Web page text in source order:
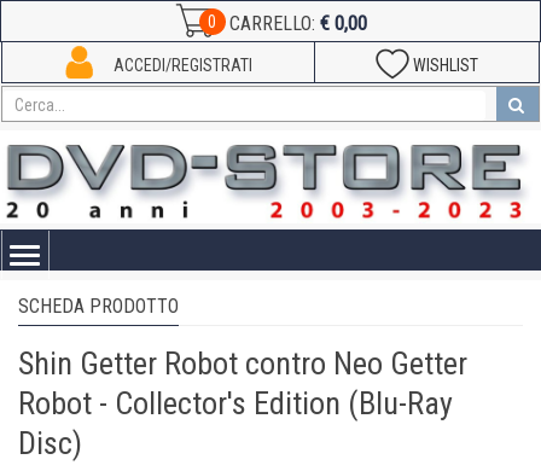
0 CARRELLO: € 0,00
WISHLIST
ACCEDI/REGISTRATI
Toggle
SCHEDA PRODOTTO
Shin Getter Robot contro Neo Getter
Robot - Collector's Edition (Blu-Ray
Disc)